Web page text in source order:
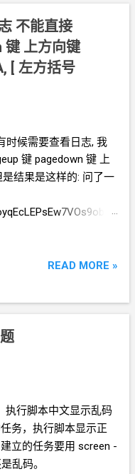
容的起始点 4. 继续移
格键设置复制内容的结
制了多少字符进入缓冲
+ A, : 冒号 5. 用命令
件 writebuf
是脱离了
到你期望的任何地方.
不能直接
键 上方向键
[ 左方括号
时候需要查看日志, 我
键 pagedown 键 上
结果是这样的: 问了一
是先按 Ctrl + A, 再按
了.
READ MORE »
执行脚本中文显示乱码
务，执行脚本显示正
建立的任务要用 screen -
乱码。